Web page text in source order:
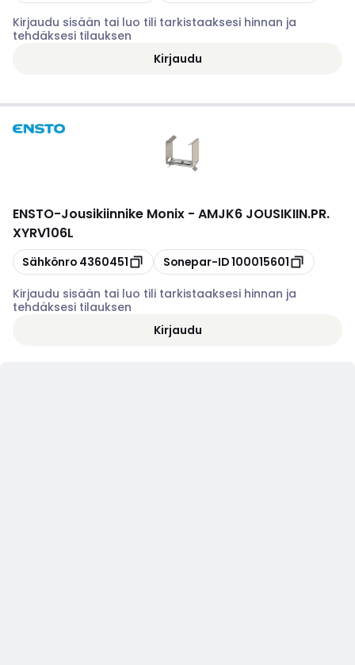
Kirjaudu sisään tai luo tili tarkistaaksesi hinnan ja
tehdäksesi tilauksen
Kirjaudu
ENSTO-Jousikiinnike Monix - AMJK6 JOUSIKIIN.PR.
XYRV106L
Kopioi
Sähkönro 4360451 Kopioi
Sonepar-ID100015601
Kirjaudu sisään tai luo tili tarkistaaksesi hinnan ja
tehdäksesi tilauksen
Kirjaudu